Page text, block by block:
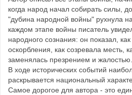
когда народ начал собирать силы,
"дубина народной войны" рухнула
каждом этапе войны писатель
народного сознания: он показал,
оскорбления, как созревала месть,
заменялась презрением и жалостью.
В ходе исторических событий
раскрывается национальный
Самое дорогое для автора - это